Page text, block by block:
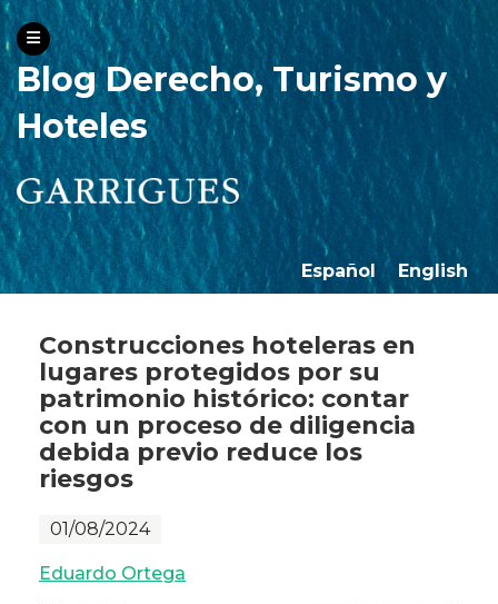
Blog Derecho, Turismo y
Hoteles
Español English
Construcciones hoteleras en
lugares protegidos por su
patrimonio histórico: contar
con un proceso de diligencia
debida previo reduce los
riesgos
01/08/2024
Eduardo Ortega